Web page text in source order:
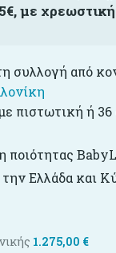
με
συλλογή από
πιστωτική ή 36
ποιότητας
Ελλάδα και
1.275,00 €